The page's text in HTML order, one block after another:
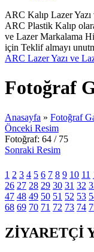
ARC Kalıp Lazer
ARC Plastik Kalıp
ve Lazer Markalama
için Teklif almayı
ARC Lazer Yazı ve
Fotoğraf
Anasayfa » Fotoğraf
Önceki Resim
Fotoğraf: 64 / 75
Sonraki Resim
1 2 3 4 5 6 7 8 9 10 11
26 27 28 29 30 31 32
47 48 49 50 51 52 53
68 69 70 71 72 73 74
ZİYARETÇİ